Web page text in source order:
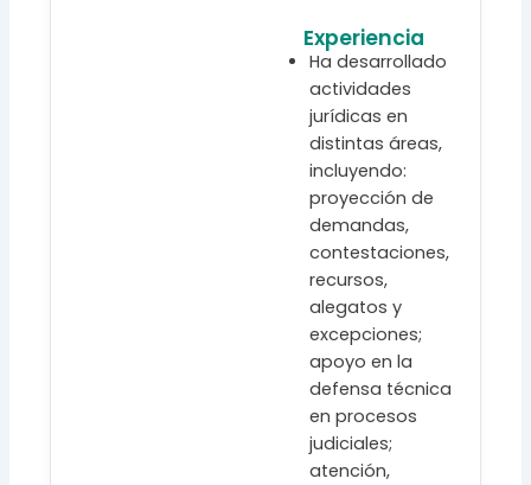
Experiencia
Ha desarrollado
actividades
jurídicas en
distintas áreas,
incluyendo:
proyección de
demandas,
contestaciones,
recursos,
alegatos y
excepciones;
apoyo en la
defensa técnica
en procesos
judiciales;
atención,